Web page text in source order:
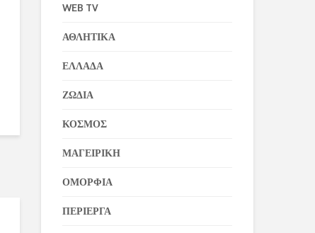
WEB TV
ΑΘΛΗΤΙΚΑ
ΕΛΛΑΔΑ
ΖΩΔΙΑ
ΚΟΣΜΟΣ
ΜΑΓΕΙΡΙΚΗ
ΟΜΟΡΦΙΑ
ΠΕΡΙΕΡΓΑ